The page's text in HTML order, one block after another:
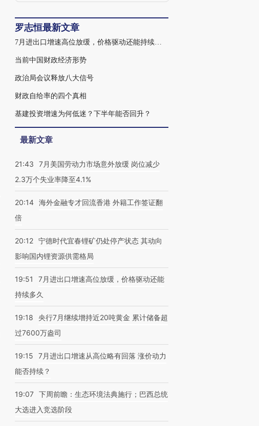
罗志恒最新文章
7月进出口增速高位放缓，价格驱动还能持续多久
当前中国财政经济形势
政治局会议释放八大信号
财政自给率的四个真相
基建投资增速为何低迷？下半年能否回升？
最新文章
21:43
7月美国劳动力市场意外放缓 岗位减少
2.3万个失业率降至4.1%
20:14 海外金融专才回流香港 外籍工作签证翻
倍
20:12 宁德时代宜春锂矿仍处停产状态 其动向
影响国内锂资源供需格局
19:51
7月进出口增速高位放缓，价格驱动还能
持续多久
19:18
央行7月继续增持近20吨黄金 累计储备超
过7600万盎司
19:15
7月进出口增速从高位略有回落 涨价动力
能否持续？
19:07 下周前瞻：生态环境法典施行；巴西总统
大选进入竞选阶段